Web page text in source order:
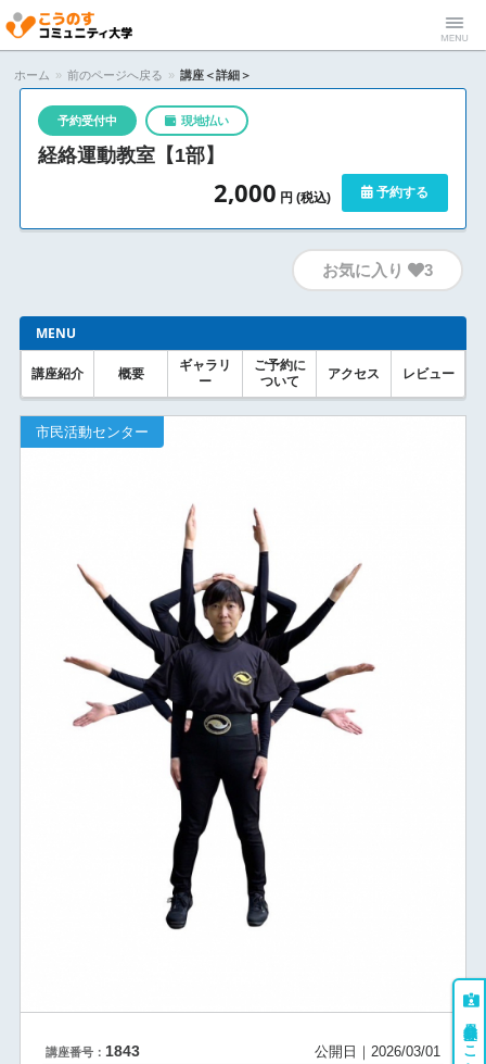
こうのすコ
ミュニティ
大学
ホーム » 前のページへ戻る » 講座＜詳細＞
予約受付中 現地払い
経絡運動教室【1部】
予約する
2,000 円 (税込)
お気に入り 3
MENU
講座紹介 概要
ギャラリ
ー
ご予約に
ついて
アクセス レビュー
市民活動センター
講座番号： 1843 公開日｜2026/03/01